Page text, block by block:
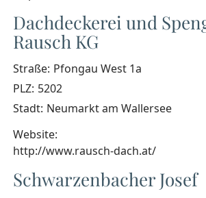
Dachdeckerei und
Rausch KG
Straße: Pfongau West 1a
PLZ: 5202
Stadt: Neumarkt am Wallersee
Website:
http://www.rausch-dach.at/
Schwarzenbacher Josef